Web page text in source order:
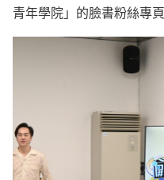
青年學院」的臉書粉絲專